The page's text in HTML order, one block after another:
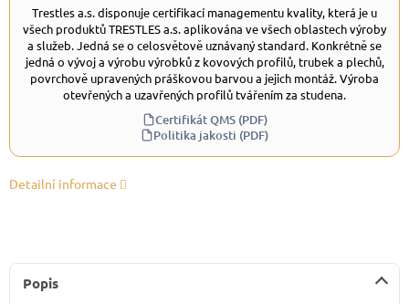
Trestles a.s. disponuje certifikací managementu kvality, která je u
všech produktů TRESTLES a.s. aplikována ve všech oblastech výroby
a služeb. Jedná se o celosvětově uznávaný standard. Konkrétně se
jedná o vývoj a výrobu výrobků z kovových profilů, trubek a plechů,
povrchově upravených práškovou barvou a jejich montáž. Výroba
otevřených a uzavřených profilů tvářením za studena.
Certifikát QMS (PDF)
Politika jakosti (PDF)
Detailní informace
Popis